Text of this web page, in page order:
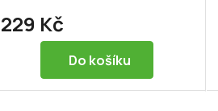
229 Kč
Do košíku